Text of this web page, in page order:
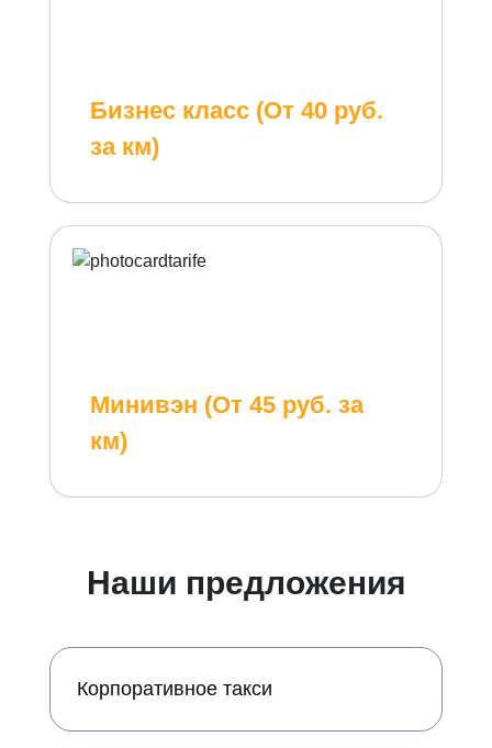
Бизнес класс (От 40 руб.
за км)
Минивэн (От 45 руб. за
км)
Наши предложения
Корпоративное такси